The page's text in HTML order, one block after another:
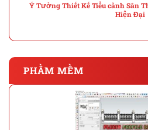
Ý Tưởng Thiết Kế Tiểu cảnh Sân
Hiện Đại
PHẦM MỀM